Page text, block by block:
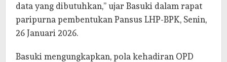
data yang dibutuhkan,” ujar Basuki dalam rapat
paripurna pembentukan Pansus LHP-BPK, Senin,
26 Januari 2026.
Basuki mengungkapkan, pola kehadiran OPD